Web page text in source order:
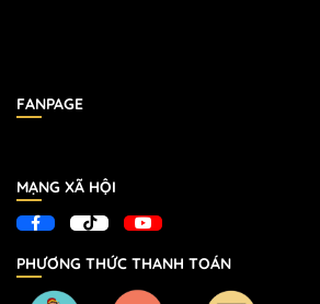
FANPAGE
MẠNG XÃ HỘI
PHƯƠNG THỨC THANH TOÁN